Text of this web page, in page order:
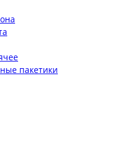
пакетики